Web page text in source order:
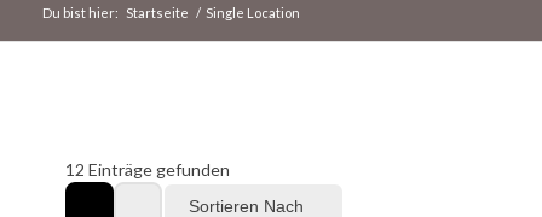
Du bist hier: Startseite / Single Location
12 Einträge gefunden
Sortieren Nach